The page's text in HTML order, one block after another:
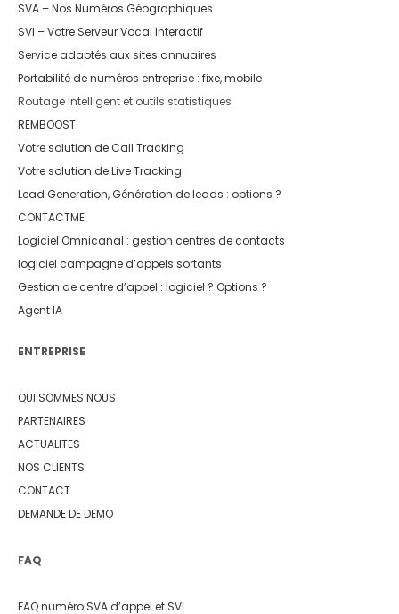
SVA – Nos Numéros Géographiques
SVI – Votre Serveur Vocal Interactif
Service adaptés aux sites annuaires
Portabilité de numéros entreprise : fixe, mobile
Routage Intelligent et outils statistiques
REMBOOST
Votre solution de Call Tracking
Votre solution de Live Tracking
Lead Generation, Génération de leads : options ?
CONTACTME
Logiciel Omnicanal : gestion centres de contacts
logiciel campagne d’appels sortants
Gestion de centre d’appel : logiciel ? Options ?
Agent IA
ENTREPRISE
QUI SOMMES NOUS
PARTENAIRES
ACTUALITES
NOS CLIENTS
CONTACT
DEMANDE DE DEMO
FAQ
FAQ numéro SVA d’appel et SVI